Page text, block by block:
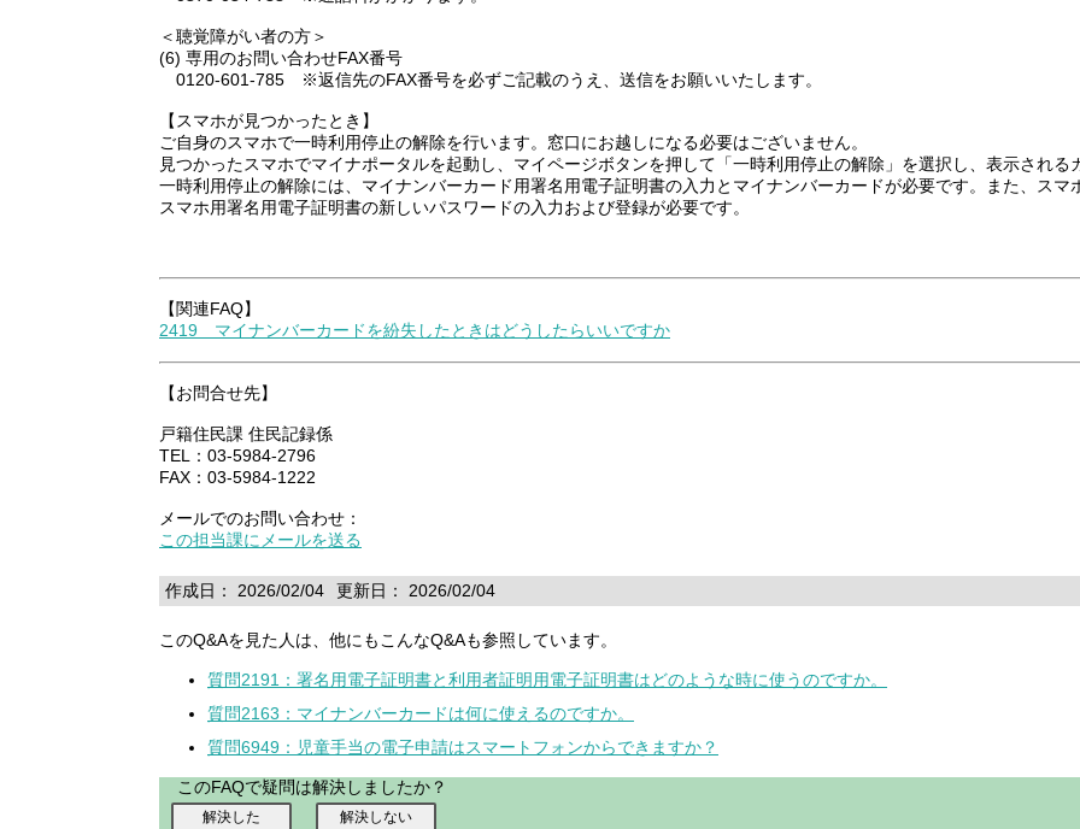
＜聴覚障がい者の方＞
(6) 専用のお問い合わせFAX番号
0120-601-785 ※返信先のFAX番号を必ずご記載のうえ、送信をお願いいたします。
【スマホが見つかったとき】
ご自身のスマホで一時利用停止の解除を行います。窓口にお越しになる必要はございません。
見つかったスマホでマイナポータルを起動し、マイページボタンを押して「一時利用停止の解除」を選択し、表示され
一時利用停止の解除には、マイナンバーカード用署名用電子証明書の入力とマイナンバーカードが必要です。また、ス
スマホ用署名用電子証明書の新しいパスワードの入力および登録が必要です。
【関連FAQ】
2419 マイナンバーカードを紛失したときはどうしたらいいですか
【お問合せ先】
戸籍住民課 住民記録係
TEL：03-5984-2796
FAX：03-5984-1222
メールでのお問い合わせ：
この担当課にメールを送る
作成日： 2026/02/04 更新日： 2026/02/04
このQ&Aを見た人は、他にもこんなQ&Aも参照しています。
質問2191：署名用電子証明書と利用者証明用電子証明書はどのような時に使うのですか。
質問2163：マイナンバーカードは何に使えるのですか。
質問6949：児童手当の電子申請はスマートフォンからできますか？
このFAQで疑問は解決しましたか？